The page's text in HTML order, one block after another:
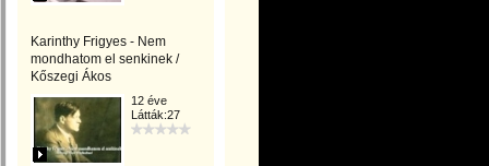
Karinthy Frigyes - Nem
mondhatom el senkinek /
Kőszegi Ákos
12 éve
Látták:27